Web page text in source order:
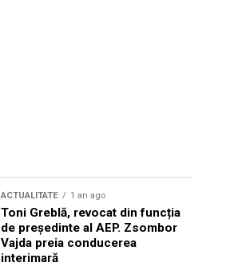
ACTUALITATE 1 an ago
Toni Greblă, revocat din funcția
de președinte al AEP. Zsombor
Vajda preia conducerea
interimară